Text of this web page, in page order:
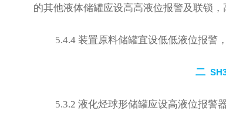
的其他液体储罐应设高高液位报警及联锁
5.4.4 装置原料储罐宜设低低液位报警
二
5.3.2 液化烃球形储罐应设高液位报警